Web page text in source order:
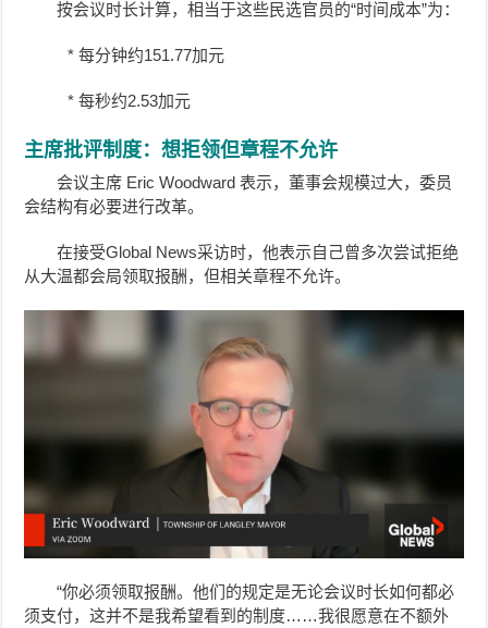
按会议时长计算，相当于这些民选官员的“时间成本”为：
* 每分钟约151.77加元
* 每秒约2.53加元
主席批评制度：想拒领但章程不允许
会议主席 Eric Woodward 表示，董事会规模过大，委员
会结构有必要进行改革。
在接受Global News采访时，他表示自己曾多次尝试拒绝
从大温都会局领取报酬，但相关章程不允许。
“你必须领取报酬。他们的规定是无论会议时长如何都必
须支付，这并不是我希望看到的制度……我很愿意在不额外